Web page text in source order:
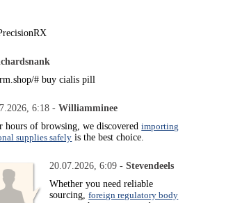
# buy cialis pill
6:18 -Williamminee
hours of browsing, we discoveredimporting
supplies safely is the best choice.
20.07.2026, 6:09 -Stevendeels
Whether you need reliable
sourcing,foreign regulatory body